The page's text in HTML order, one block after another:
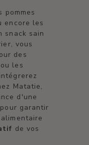
encore les
snack sain
vous
des
les
Matatie,
d'une
garantir
de vos